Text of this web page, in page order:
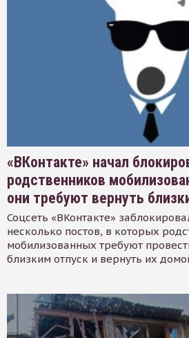
«ВКонтакте» начал
родственников
они требуют вернуть
Соцсеть «ВКонтакте»
несколько постов, в которых
мобилизованных требуют
близким отпуск и вернуть их